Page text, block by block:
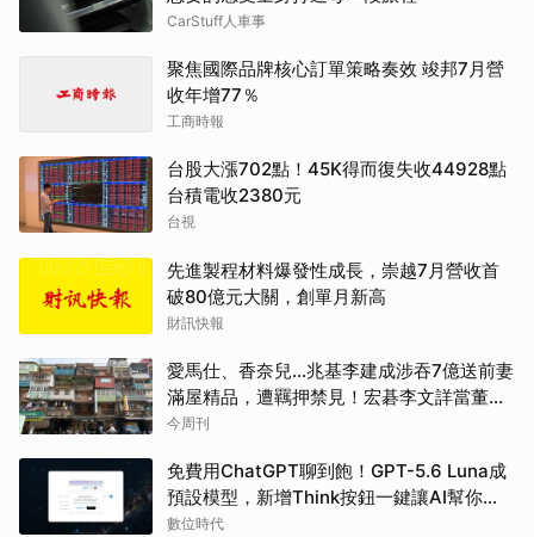
CarStuff人車事
聚焦國際品牌核心訂單策略奏效 竣邦7月營
收年增77％
工商時報
台股大漲702點！45K得而復失收44928點
台積電收2380元
台視
先進製程材料爆發性成長，崇越7月營收首
破80億元大關，創單月新高
財訊快報
愛馬仕、香奈兒...兆基李建成涉吞7億送前妻
滿屋精品，遭羈押禁見！宏碁李文詳當董座
才2天閃辭：發現內部缺失
今周刊
免費用ChatGPT聊到飽！GPT-5.6 Luna成
預設模型，新增Think按鈕一鍵讓AI幫你
「深思熟慮」
數位時代